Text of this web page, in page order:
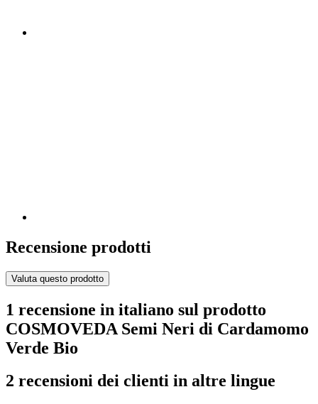
Recensione prodotti
Valuta questo prodotto
1 recensione in italiano sul prodotto
COSMOVEDA Semi Neri di Cardamomo
Verde Bio
2 recensioni dei clienti in altre lingue